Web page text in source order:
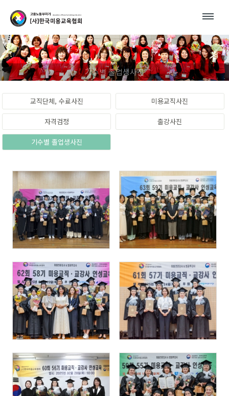
기수별 졸업생사진
교직단체, 수료사진 미용교직사진
자격검정 출강사진
기수별 졸업생사진
900 104
100 99
86 105